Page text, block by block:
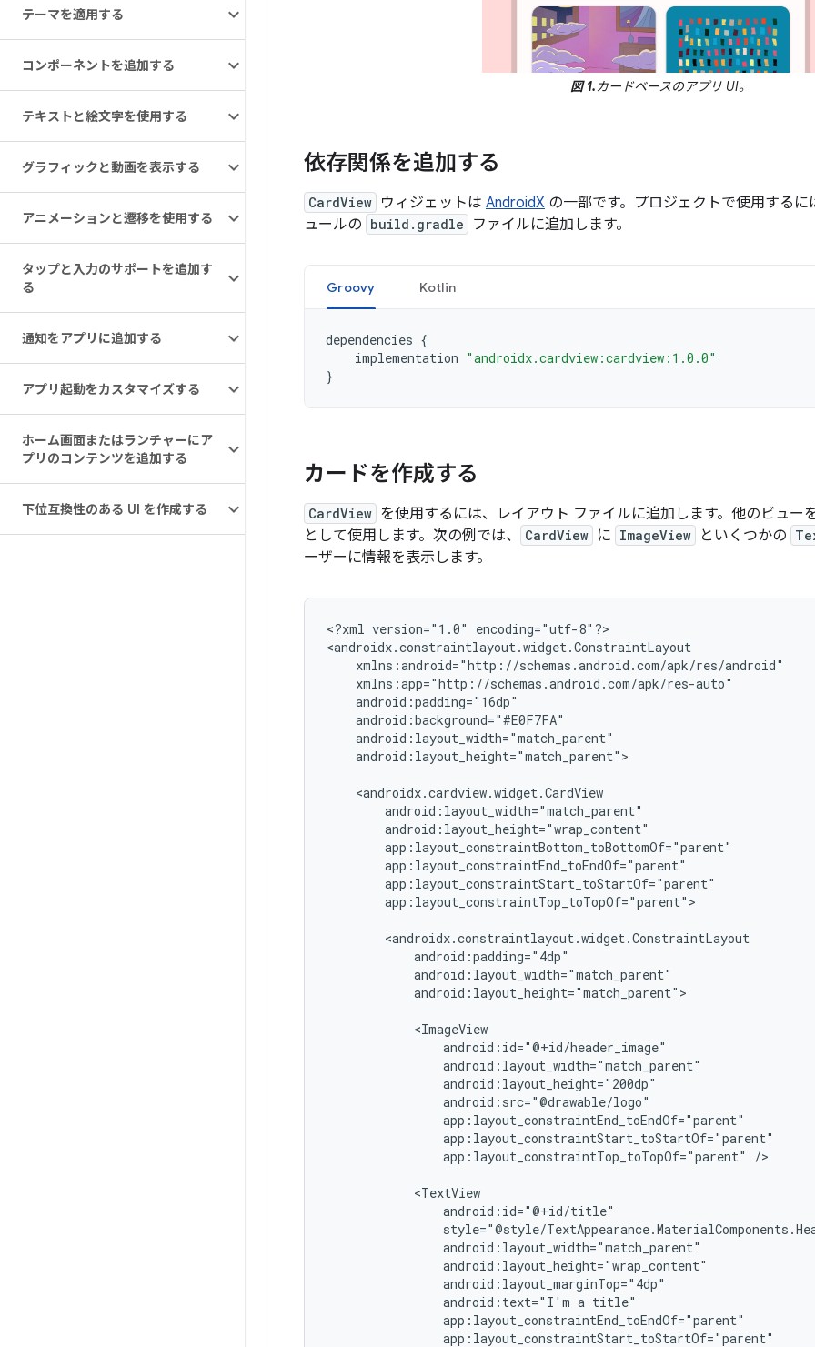
テーマを適用する
コンポーネントを追加する
テキストと絵文字を使用する
グラフィックと動画を表示する
アニメーションと遷移を使用する
タップと入力のサポートを追加す
る
通知をアプリに追加する
アプリ起動をカスタマイズする
ホーム画面またはランチャーにア
プリのコンテンツを追加する
下位互換性のある UI を作成する
図 1.カードベースのアプリ UI。
依存関係を追加する
CardView ウィジェットは AndroidX の一部です。プロジェクトで使用する
ュールの build.gradle ファイルに追加します。
Groovy Kotlin
dependencies {
implementation "androidx.cardview:cardview:1.0.0"
}
カードを作成する
CardView を使用するには、レイアウト ファイルに追加します。他のビュー
として使用します。次の例では、
CardView に ImageView といくつかの
ーザーに情報を表示します。
<?xml version="1.0"
encoding="utf-8"?>
android:layout_height="match_parent">
app:layout_constraintTop_toTopOf="parent">
android:layout_height="match_parent">
app:layout_constraintTop_toTopOf="parent"
/>
android:text="I'm a